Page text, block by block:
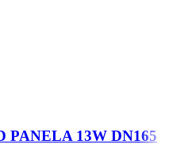
PANELA 13W DN165